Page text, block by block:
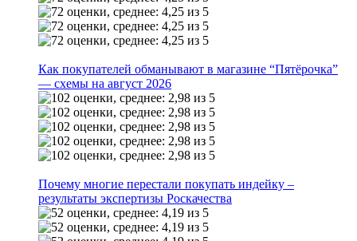
Как покупателей обманывают в магазине “Пятёрочка”
— схемы на август 2026
Почему многие перестали покупать индейку –
результаты экспертизы Роскачества